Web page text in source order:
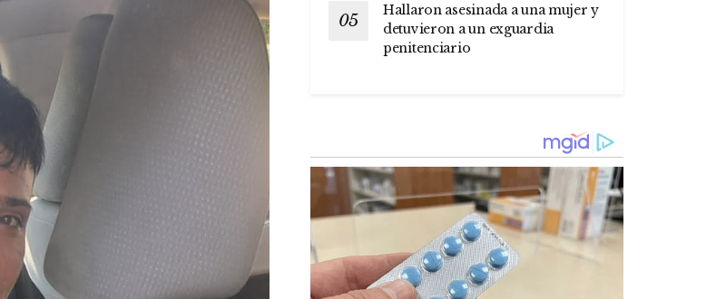
Hallaron asesinada a una mujer y
detuvieron a un exguardia
penitenciario